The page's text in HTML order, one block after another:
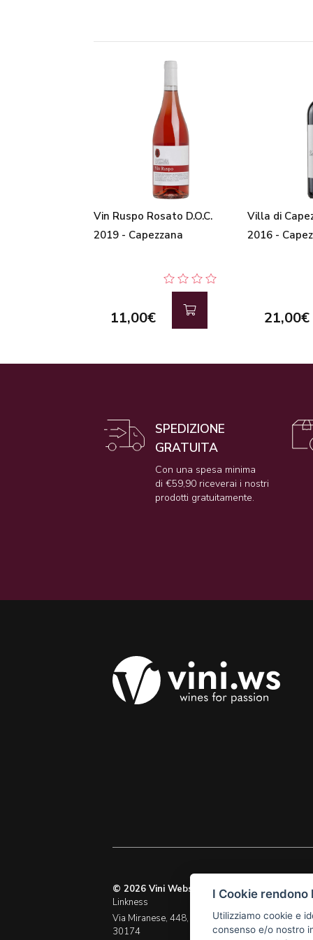
Vin Ruspo Rosato D.O.C.
2019 - Capezzana
11,00€
Villa di
2016 -
21,00€
SPEDIZIONE
GRATUITA
Con una spesa minima
di €59,90 riceverai i nostri
prodotti gratuitamente.
© 2026 Vini Webstore
Linkness
Via Miranese, 448,
30174
P.I. 03255760278
I Cookie rendono
Utilizziamo cookie e
consenso e/o nostro